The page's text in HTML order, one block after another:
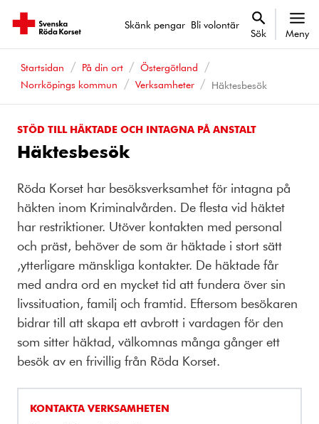
Skänk pengar Bli volontär
Sök Meny
Startsidan På din ort
Östergötland
Norrköpings kommun
Verksamheter Häktesbesök
STÖD TILL HÄKTADE OCH INTAGNA PÅ ANSTALT
Häktesbesök
Röda Korset har besöksverksamhet för intagna på
häkten inom Kriminalvården. De flesta vid häktet
har restriktioner. Utöver kontakten med personal
och präst, behöver de som är häktade i stort sätt
,ytterligare mänskliga kontakter. De häktade får
med andra ord en mycket tid att fundera över sin
livssituation, familj och framtid. Eftersom besökaren
bidrar till att skapa ett avbrott i vardagen för den
som sitter häktad, välkomnas många gånger ett
besök av en frivillig från Röda Korset.
KONTAKTA VERKSAMHETEN